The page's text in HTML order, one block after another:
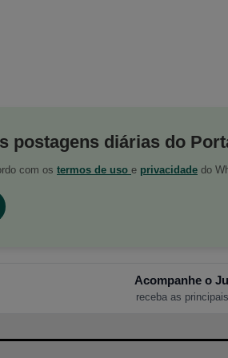
postagens diárias do
com os termos de uso e privacidade do
Acompanhe o
receba as